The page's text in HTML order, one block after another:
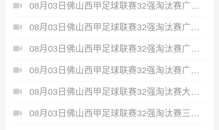
08月03日佛山西甲足球联赛32强淘汰赛广东客家青年VS广州英华思力U17全场录像
08月03日佛山西甲足球联赛32强淘汰赛广州求信VS顺德新青年全场录像
08月03日佛山西甲足球联赛32强淘汰赛广东凤铝VS湛江八部科技全场录像
08月03日佛山西甲足球联赛32强淘汰赛广州蜀地红VS广州戴拿模全场录像
08月03日佛山西甲足球联赛32强淘汰赛大塘控股VS茂名市点都得全场录像
08月03日佛山西甲足球联赛32强淘汰赛三水乐民兴健力宝VS中国澳门澳科精英全场录像